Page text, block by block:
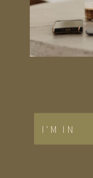
I'M IN